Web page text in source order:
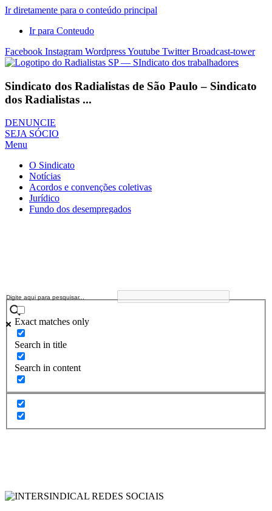
Ir diretamente para o conteúdo principal
Ir para Conteudo
Facebook Instagram WordpressYoutube Twitter Broadcast-tower
Sindicato dos Radialistas de São Paulo – Sindicato
dos Radialistas ...
DENUNCIE
SEJA SÓCIO
Menu
O Sindicato
Notícias
Acordos e convenções coletivas
Jurídico
Fundo dos desempregados
Exact matches only
Search in title
Search in content